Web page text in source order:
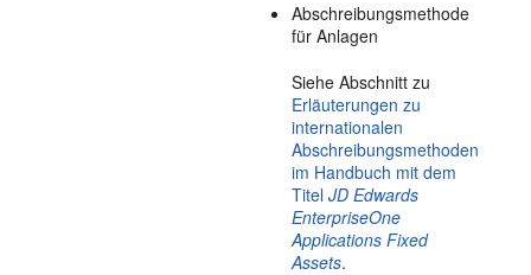
Abschreibungsmethode
für Anlagen
Siehe Abschnitt zu
Erläuterungen zu
internationalen
Abschreibungsmethoden
im Handbuch mit dem
TitelJD Edwards
EnterpriseOne
Applications Fixed
Assets.